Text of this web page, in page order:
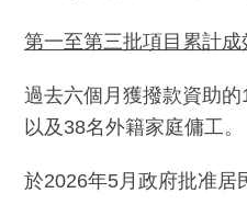
第一至第三批項目累計成
過去六個月獲撥款資助
以及38名外籍家庭傭工。
於2026年5月政府批准居